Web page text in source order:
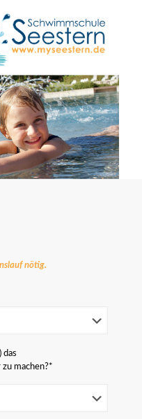
nötig.
das
machen?*